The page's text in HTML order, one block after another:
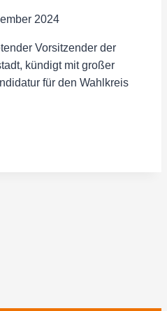
2024
Vorsitzender der
kündigt mit großer
für den Wahlkreis